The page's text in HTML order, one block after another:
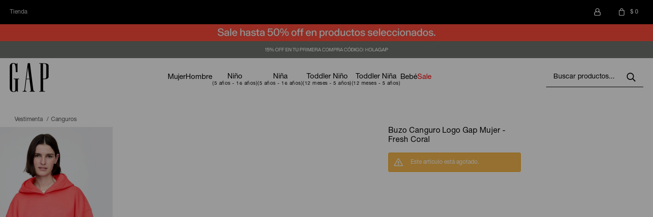
Tienda $ 0
MujerHombre Niño Niña Toddler Niño Toddler Niña BebéSale
Vestimenta Canguros
Buzo Canguro Logo Gap Mujer -
Fresh Coral
Este artículo está agotado.